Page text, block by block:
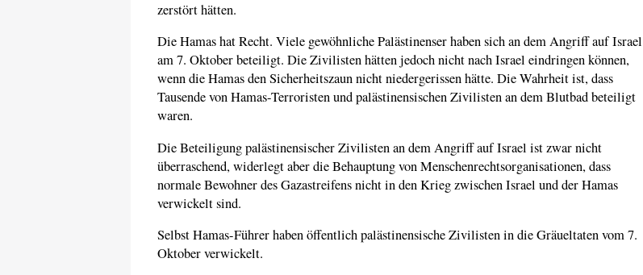
zerstört hätten.
Die Hamas hat Recht. Viele gewöhnliche Palästinenser haben sich an dem Angriff auf Israel
am 7. Oktober beteiligt. Die Zivilisten hätten jedoch nicht nach Israel eindringen können,
wenn die Hamas den Sicherheitszaun nicht niedergerissen hätte. Die Wahrheit ist, dass
Tausende von Hamas-Terroristen und palästinensischen Zivilisten an dem Blutbad beteiligt
waren.
Die Beteiligung palästinensischer Zivilisten an dem Angriff auf Israel ist zwar nicht
überraschend, widerlegt aber die Behauptung von Menschenrechtsorganisationen, dass
normale Bewohner des Gazastreifens nicht in den Krieg zwischen Israel und der Hamas
verwickelt sind.
Selbst Hamas-Führer haben öffentlich palästinensische Zivilisten in die Gräueltaten vom 7.
Oktober verwickelt.